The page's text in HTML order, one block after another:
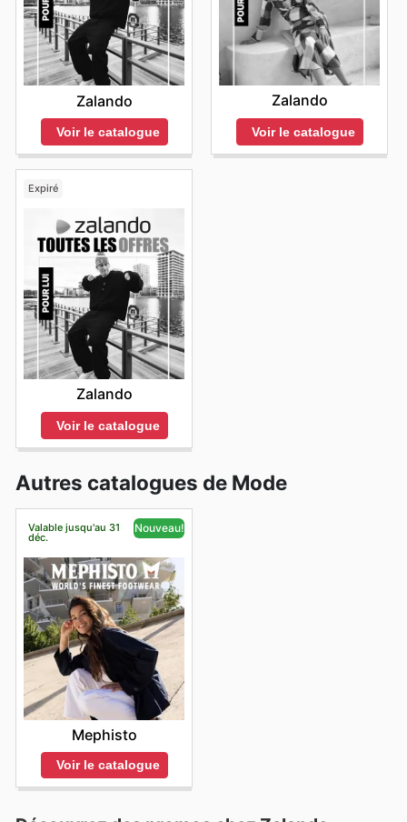
Zalando
Voir le catalogue
Zalando
Voir le catalogue
Expiré
Zalando
Voir le catalogue
Autres catalogues de Mode
Valable jusqu'au 31
déc.
Nouveau!
Mephisto
Voir le catalogue